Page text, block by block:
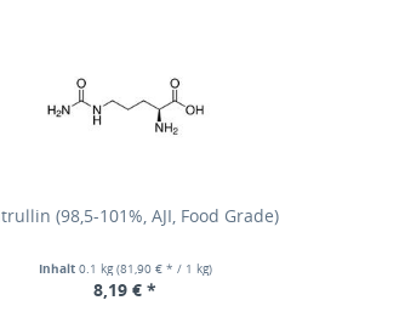
(98,5-101%, AJI, Food Grade)
Inhalt 0.1 kg(81,90 € * / 1 kg)
8,19 € *